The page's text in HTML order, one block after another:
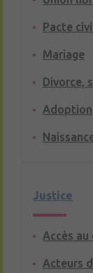
Pacte
Mariage
Divorce,
Adoption
Justice
Accès
Acteurs